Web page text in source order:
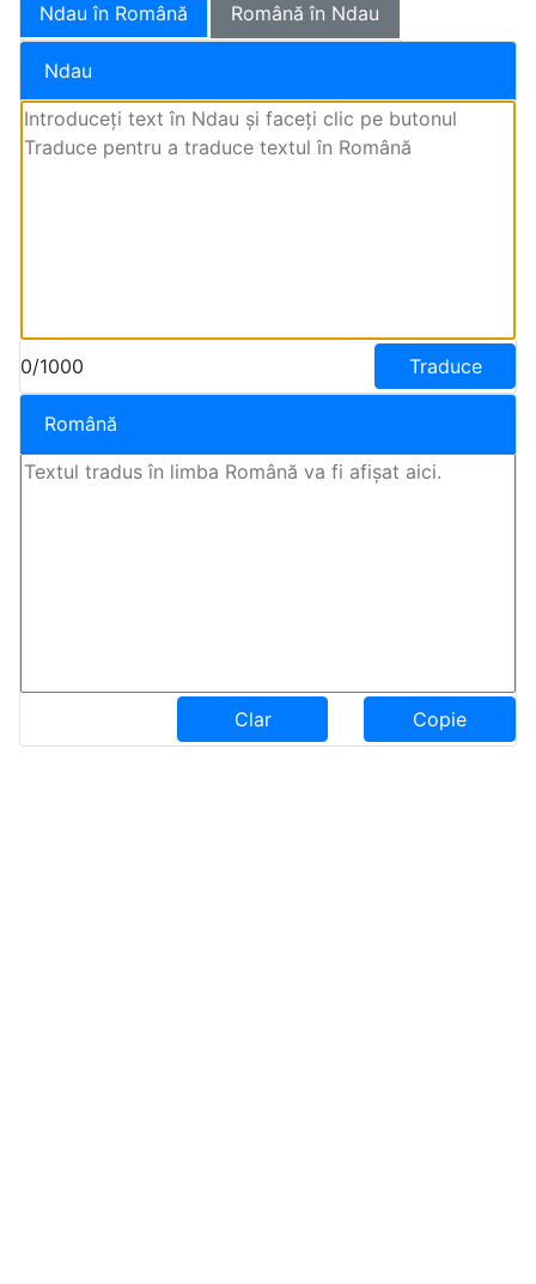
Ndau în Română Română în Ndau
Ndau
0/1000 Traduce
Română
Clar Copie